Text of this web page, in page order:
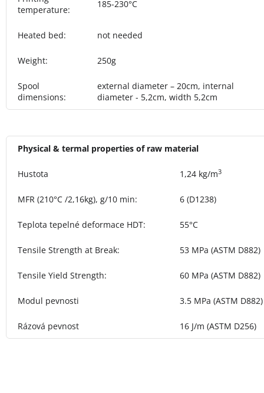
temperature:
185-230°C
Heated bed: not needed
Weight: 250g
Spool
dimensions:
external diameter – 20cm, internal
diameter - 5,2cm, width 5,2cm
Physical & termal properties of raw material
Hustota 1,24 kg/m3
MFR (210°C /2,16kg), g/10 min: 6 (D1238)
Teplota tepelné deformace HDT: 55°C
Tensile Strength at Break: 53 MPa (ASTM D882)
Tensile Yield Strength: 60 MPa (ASTM D882)
Modul pevnosti 3.5 MPa (ASTM D882)
Rázová pevnost 16 J/m (ASTM D256)